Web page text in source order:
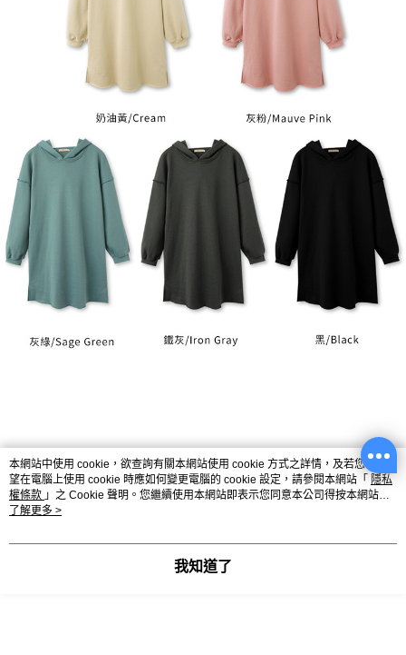
本網站中使用 cookie，欲查詢有關本網站使用 cookie 方式之詳情，及若您不希
望在電腦上使用 cookie 時應如何變更電腦的 cookie 設定，請參閱本網站「 隱私
權條款 」之 Cookie 聲明。您繼續使用本網站即表示您同意本公司得按本網站使
用條款之 Cookie 聲明使用 cookie。
了解更多 >
我知道了